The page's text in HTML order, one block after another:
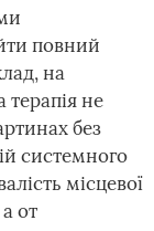
повний
на
терапія не
без
системного
місцевої
от